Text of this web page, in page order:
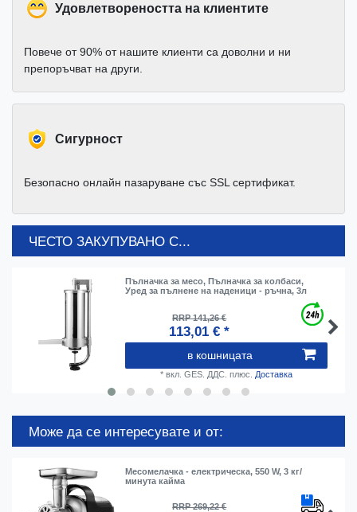
Удовлетвореността на клиентите
Повече от 90% от нашите клиенти са доволни и ни
препоръчват на други.
Cигурност
Безопасно онлайн пазаруване със SSL сертификат.
ЧЕСТО ЗАКУПУВАНО С...
Пълначка за месо, Пълначка за колбаси,
Уред за пълнене на наденици - ръчна, 3л
RRP 141,26 €
113,01 € *
в кошницата
* вкл. GES. ДДС. плюс. Доставка
Може да се интересувате и от:
Месомелачка - електрическа, 550 W, 3 кг/
минута кайма
RRP 269,22 €